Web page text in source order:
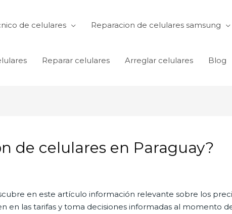
de celulares Reparacion de celulares samsung
Reparar celulares Arreglar celulares Blog
de celulares en Paraguay?
en este artículo información relevante sobre los
en las tarifas y toma decisiones informadas al momento